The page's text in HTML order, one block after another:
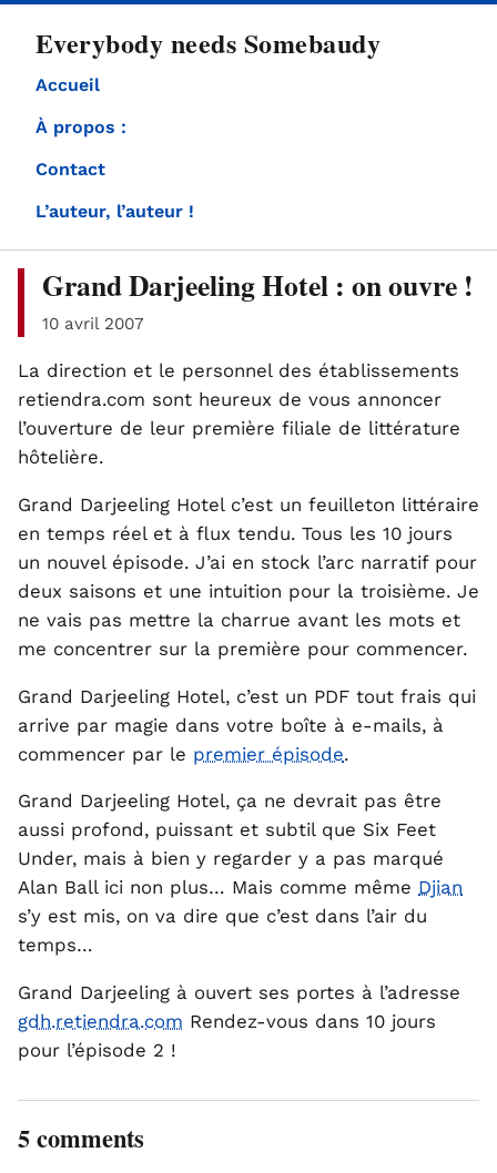
Everybody needs Somebaudy
Accueil
À propos :
Contact
L’auteur, l’auteur !
Grand Darjeeling Hotel : on ouvre !
10 avril 2007
La direction et le personnel des établissements
retiendra.com sont heureux de vous annoncer
l’ouverture de leur première filiale de littérature
hôtelière.
Grand Darjeeling Hotel c’est un feuilleton littéraire
en temps réel et à flux tendu. Tous les 10 jours
un nouvel épisode. J’ai en stock l’arc narratif pour
deux saisons et une intuition pour la troisième. Je
ne vais pas mettre la charrue avant les mots et
me concentrer sur la première pour commencer.
Grand Darjeeling Hotel, c’est un PDF tout frais qui
arrive par magie dans votre boîte à e-mails, à
commencer par le premier épisode.
Grand Darjeeling Hotel, ça ne devrait pas être
aussi profond, puissant et subtil que Six Feet
Under, mais à bien y regarder y a pas marqué
Alan Ball ici non plus… Mais comme même Djian
s’y est mis, on va dire que c’est dans l’air du
temps…
Grand Darjeeling à ouvert ses portes à l’adresse
gdh.retiendra.com Rendez-vous dans 10 jours
pour l’épisode 2 !
5 comments